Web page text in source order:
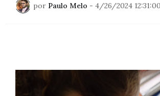
por Paulo Melo - 4/26/2024